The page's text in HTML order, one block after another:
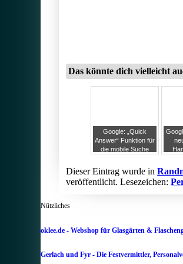
Das könnte dich vielleicht
Google: „Quick
Answer“ Funktion für
die mobile Suche
Dieser Eintrag wurde in
veröffentlicht. Lesezeichen:
Nützliches
oklee.de - Webshop für Glasgärten &
Gerlach und Fyr - Die Festvermittler,